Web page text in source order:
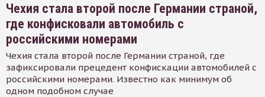
Чехия стала второй после Германии страной,
где конфисковали автомобиль с
российскими номерами
Чехия стала второй после Германии страной, где
зафиксировали прецедент конфискации автомобилей с
российскими номерами. Известно как минимум об
одном подобном случае